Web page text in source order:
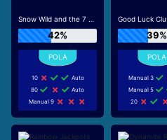
Snow Wild and the 7 Features
42%
10
Auto
80
Auto
Manual 9
39%
Manual 3
Manual 5
20